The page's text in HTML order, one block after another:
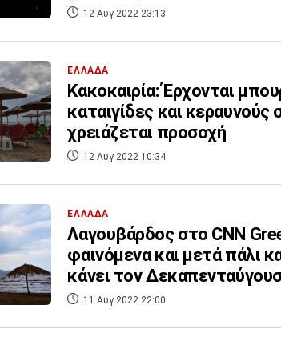
12 Αυγ 2022 23:13
ΕΛΛΑΔΑ
Κακοκαιρία: Έρχονται
καταιγίδες και
χρειάζεται προσοχή
12 Αυγ 2022 10:34
ΕΛΛΑΔΑ
Λαγουβάρδος στο CNN
φαινόμενα και μετά πάλι
κάνει τον
11 Αυγ 2022 22:00